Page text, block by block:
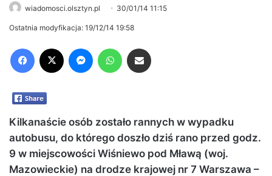
wiadomosci.olsztyn.pl 30/01/14 11:15
Ostatnia modyfikacja: 19/12/14 19:58
Kilkanaście osób zostało rannych w wypadku
autobusu, do którego doszło dziś rano przed godz.
9 w miejscowości Wiśniewo pod Mławą (woj.
Mazowieckie) na drodze krajowej nr 7 Warszawa –